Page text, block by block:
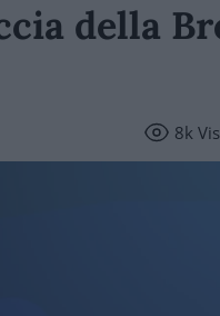
della
8k